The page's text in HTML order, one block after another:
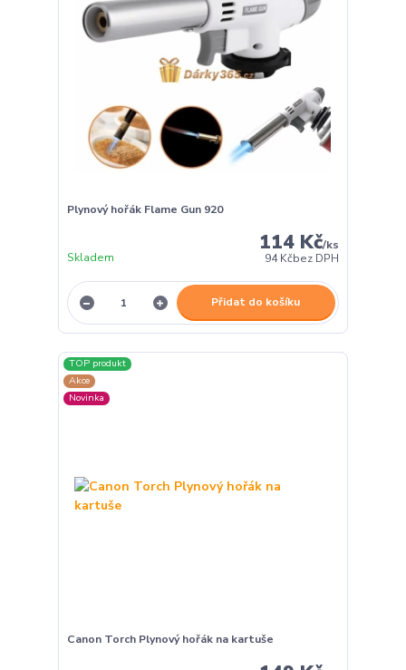
Plynový hořák Flame Gun 920
114 Kč/ks
94 Kčbez DPH
Skladem
Přidat do košíku
TOP produkt
Akce
Novinka
Canon Torch Plynový hořák na kartuše